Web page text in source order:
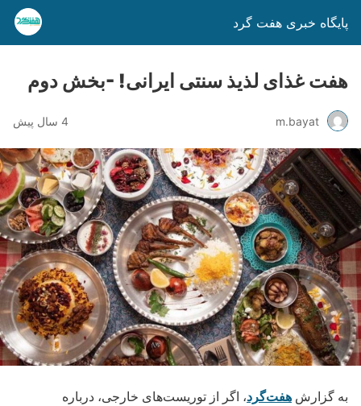
پایگاه خبری هفت گرد
هفت غذای لذیذ سنتی ایرانی! -بخش دوم
m.bayat 4 سال پیش
به گزارش هفت‌گرد، اگر از توریست‌های خارجی، درباره